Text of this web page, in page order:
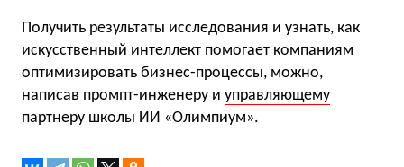
Получить результаты исследования и узнать, как
искусственный интеллект помогает компаниям
оптимизировать бизнес-процессы, можно,
написав промпт-инженеру и управляющему
партнеру школы ИИ «Олимпиум».